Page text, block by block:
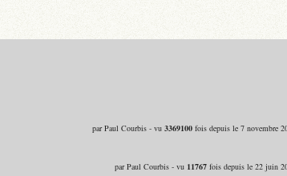
par Paul Courbis - vu 3369100fois depuis le 7 novembre
par Paul Courbis - vu 11767fois depuis le 22 juin